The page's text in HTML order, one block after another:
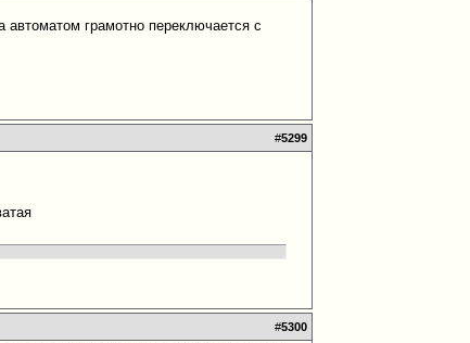
автоматом грамотно переключается с
#5299
#5300